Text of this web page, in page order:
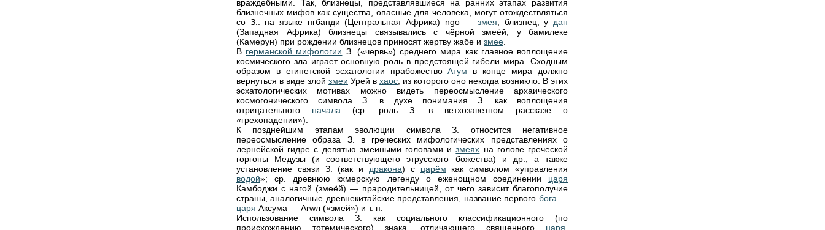
враждебными. Так, близнецы, представлявшиеся на ранних этапах развития
близнечных мифов как существа, опасные для человека, могут отождествляться
со З.: на языке нгбанди (Центральная Африка) ngo — змея , близнец; у дан
(Западная Африка) близнецы связывались с чёрной змеёй; у бамилеке
(Камерун) при рождении близнецов приносят жертву жабе и змее
В германской мифологии З. («червь») среднего мира как главное воплощение
космического зла играет основную роль в предстоящей гибели мира. Сходным
образом в египетской эсхатологии прабожествоАтум в конце мира должно
вернуться в виде злой змеи Урей в хаос , из которого оно некогда возникло. В этих
эсхатологических мотивах можно видеть переосмысление архаического
космогонического символа З. в духе понимания З. как воплощения
отрицательного начала (ср. роль З. в ветхозаветном рассказе о
«грехопадении»).
К позднейшим этапам эволюции символа З. относится негативное
переосмысление образа З. в греческих мифологических представлениях о
лернейской гидре с девятью змеиными головами измеях на голове греческой
горгоны Медузы (и соответствующего этрусского божества) и др., а также
установление связи З. (как и дракона) с царём как символом «управления
водой»; ср. древнюю кхмерскую легенду о еженощном соединении царя
Камбоджи с нагой (змеёй) — прародительницей, от чего зависит благополучие
страны, аналогичные древнекитайские представления, название первого бога —
царя Аксума — Arwл («змей») и т. п.
Использование символа З. как социального классификационного (по
происхождению тотемического) знака, отличающего священного царя